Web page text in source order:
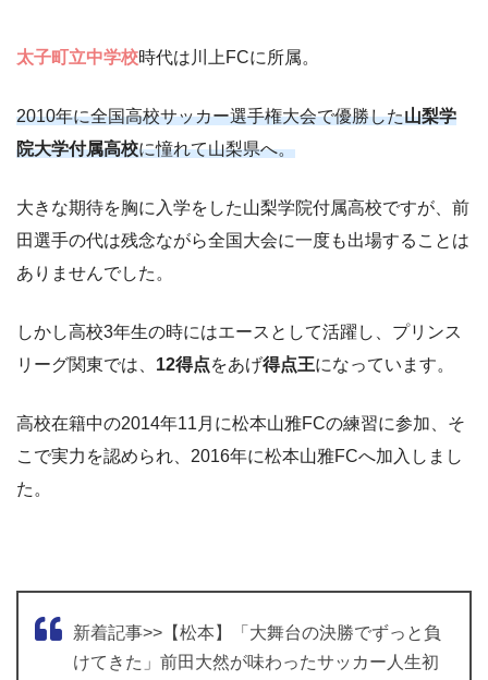
太子町立中学校時代は川上FCに所属。
2010年に全国高校サッカー選手権大会で優勝した山梨学
院大学付属高校に憧れて山梨県へ。
大きな期待を胸に入学をした山梨学院付属高校ですが、前
田選手の代は残念ながら全国大会に一度も出場することは
ありませんでした。
しかし高校3年生の時にはエースとして活躍し、プリンス
リーグ関東では、 12得点をあげ得点王になっています。
高校在籍中の2014年11月に松本山雅FCの練習に参加、そ
こで実力を認められ、2016年に松本山雅FCへ加入しまし
た。
新着記事>>【松本】「大舞台の決勝でずっと負
けてきた」前田大然が味わったサッカー人生初